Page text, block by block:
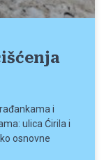
i
ulica Ćirila i
osnovne